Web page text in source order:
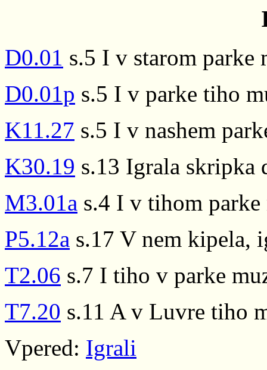
D0.01 s.5 I v starom parke
D0.01p s.5 I v parke tiho
K11.27 s.5 I v nashem
K30.19 s.13 Igrala skripka
M3.01a s.4 I v tihom
P5.12a s.17 V nem kipela,
T2.06 s.7 I tiho v parke
T7.20 s.11 A v Luvre tiho
Vpered: Igrali